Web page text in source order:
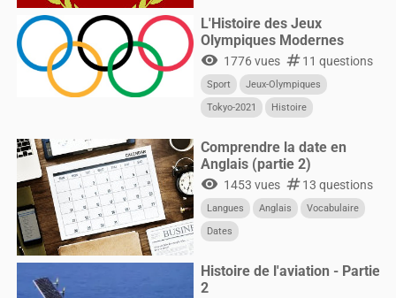
L'Histoire des Jeux
Olympiques Modernes
visibility 1776 vues numbers11 questions
Sport
Jeux-Olympiques
Tokyo-2021
Histoire
Comprendre la date en
Anglais (partie 2)
visibility 1453 vues numbers13 questions
Langues Anglais
Vocabulaire
Dates
Histoire de l'aviation - Partie
2